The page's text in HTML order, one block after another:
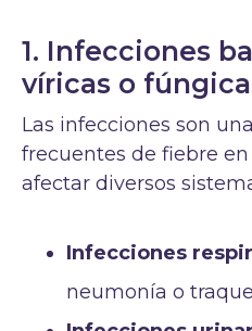
1. Infecciones
víricas o
Las infecciones son
frecuentes de fiebre
afectar diversos
Infecciones
neumonía o